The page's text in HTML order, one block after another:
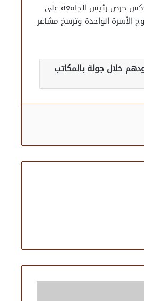
تعكس حرص رئيس الجامعة على
الأسرة الواحدة وترسخ مشاعر
خلال جولة بالمكاتب